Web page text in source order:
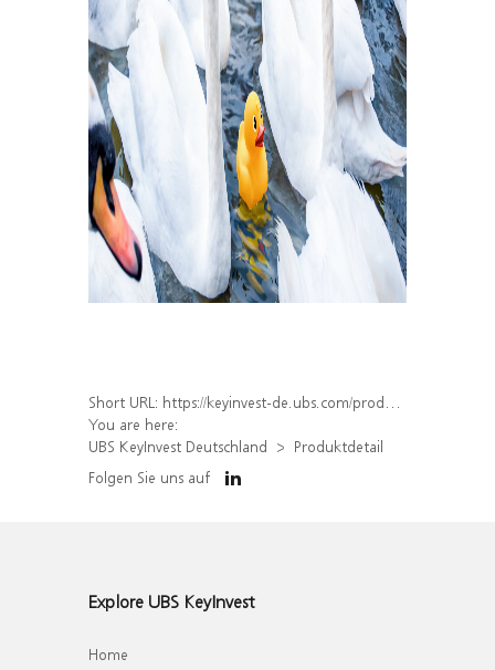
Short URL: https://keyinvest-de.ubs.com/produkt/detail/index/isin/DE000WA7UZU9
You are here:
UBS KeyInvest Deutschland
Produktdetail
Folgen Sie uns auf
Explore UBS KeyInvest
Home